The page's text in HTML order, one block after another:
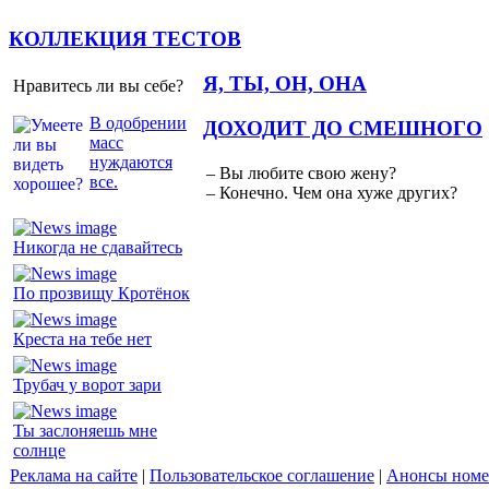
КОЛЛЕКЦИЯ ТЕСТОВ
Нравитесь ли вы себе?
В одобрении
масс
нуждаются
все.
Я, ТЫ, ОН, ОНА
Никогда не сдавайтесь
По прозвищу Кротёнок
Креста на тебе нет
Трубач у ворот зари
Ты заслоняешь мне
солнце
ДОХОДИТ ДО СМЕШНОГО
– Вы любите свою жену?
– Конечно. Чем она хуже других?
Реклама на сайте | Пользовательское соглашение | Анонсы